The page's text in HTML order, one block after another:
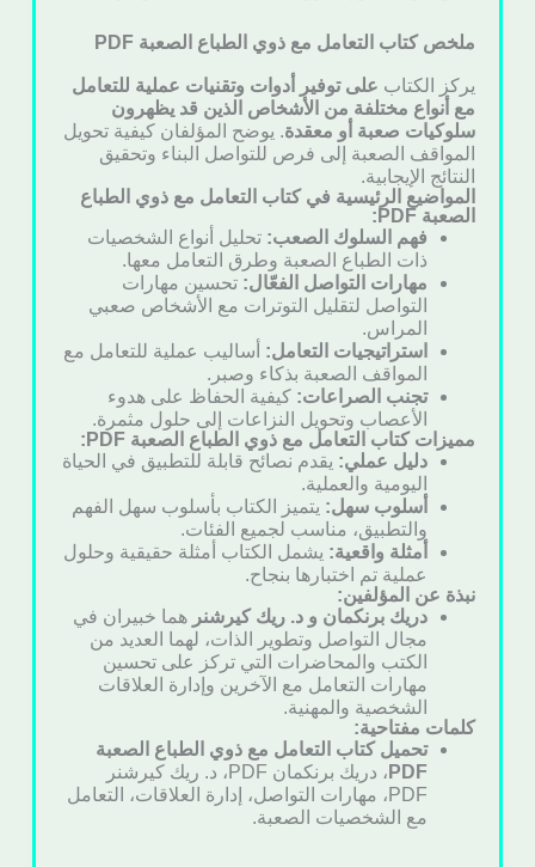
ملخص كتاب التعامل مع ذوي الطباع الصعبة PDF
يركز الكتاب على توفير أدوات وتقنيات عملية للتعامل
مع أنواع مختلفة من الأشخاص الذين قد يظهرون
سلوكيات صعبة أو معقدة. يوضح المؤلفان كيفية تحويل
المواقف الصعبة إلى فرص للتواصل البناء وتحقيق
النتائج الإيجابية.
المواضيع الرئيسية في كتاب التعامل مع ذوي الطباع
الصعبة PDF:
فهم السلوك الصعب: تحليل أنواع الشخصيات
ذات الطباع الصعبة وطرق التعامل معها.
مهارات التواصل الفعّال: تحسين مهارات
التواصل لتقليل التوترات مع الأشخاص صعبي
المراس.
استراتيجيات التعامل: أساليب عملية للتعامل مع
المواقف الصعبة بذكاء وصبر.
تجنب الصراعات: كيفية الحفاظ على هدوء
الأعصاب وتحويل النزاعات إلى حلول مثمرة.
مميزات كتاب التعامل مع ذوي الطباع الصعبة PDF:
دليل عملي: يقدم نصائح قابلة للتطبيق في الحياة
اليومية والعملية.
أسلوب سهل: يتميز الكتاب بأسلوب سهل الفهم
والتطبيق، مناسب لجميع الفئات.
أمثلة واقعية: يشمل الكتاب أمثلة حقيقية وحلول
عملية تم اختبارها بنجاح.
نبذة عن المؤلفين:
دريك برنكمان و د. ريك كيرشنر هما خبيران في
مجال التواصل وتطوير الذات، لهما العديد من
الكتب والمحاضرات التي تركز على تحسين
مهارات التعامل مع الآخرين وإدارة العلاقات
الشخصية والمهنية.
كلمات مفتاحية:
تحميل كتاب التعامل مع ذوي الطباع الصعبة
PDF
، دريك برنكمان PDF، د. ريك كيرشنر
PDF، مهارات التواصل، إدارة العلاقات، التعامل
مع الشخصيات الصعبة.